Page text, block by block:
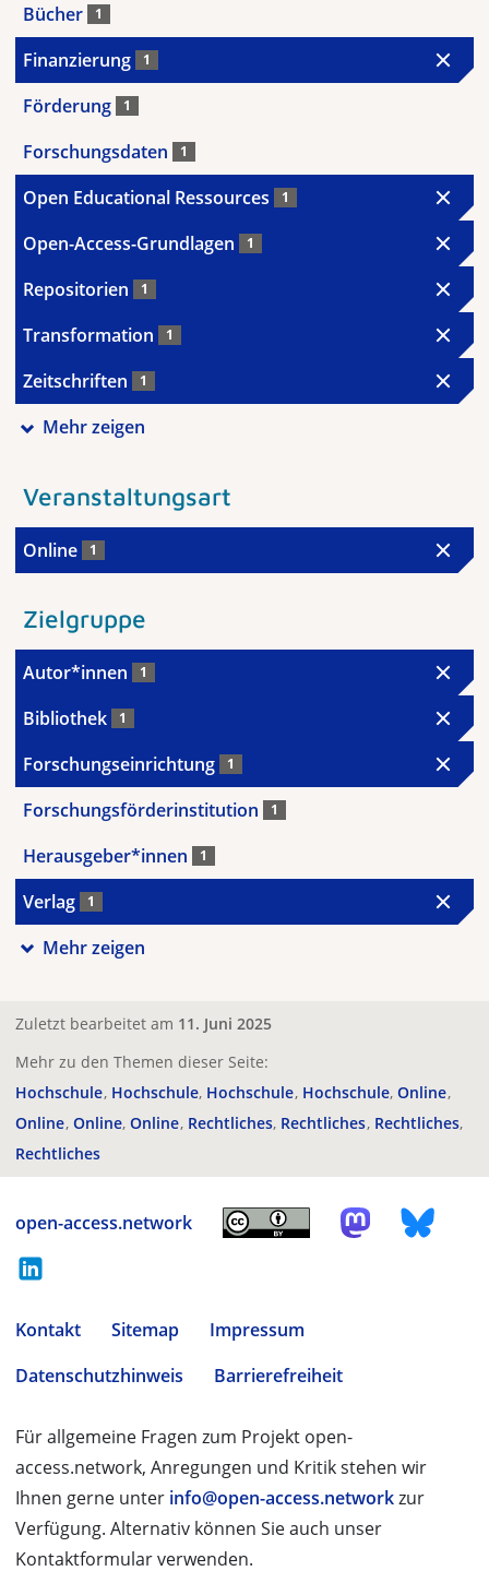
Bücher 1
Finanzierung 1
Förderung 1
Forschungsdaten 1
Open Educational Ressources 1
Open-Access-Grundlagen 1
Repositorien 1
Transformation 1
Zeitschriften 1
Mehr zeigen
Veranstaltungsart
Online 1
Zielgruppe
Autor*innen 1
Bibliothek 1
Forschungseinrichtung 1
Forschungsförderinstitution 1
Herausgeber*innen 1
Verlag 1
Mehr zeigen
Zuletzt bearbeitet am 11. Juni 2025
Mehr zu den Themen dieser Seite:
Hochschule Hochschule Hochschule Hochschule Online
Online Online Online Rechtliches Rechtliches Rechtliches
Rechtliches
open-access.network
Kontakt Sitemap
Impressum
Datenschutzhinweis
Barrierefreiheit
Für allgemeine Fragen zum Projekt open-
access.network, Anregungen und Kritik stehen wir
Ihnen gerne unter info@open-access.networkzur
Verfügung. Alternativ können Sie auch unser
Kontaktformular verwenden.